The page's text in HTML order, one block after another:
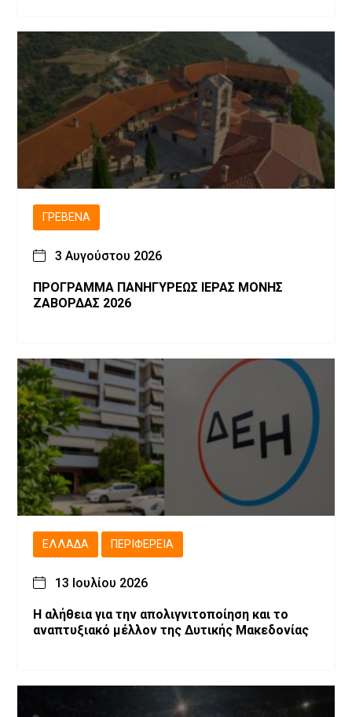
ΓΡΕΒΕΝΆ
3 Αυγούστου 2026
ΠΡΟΓΡΑΜΜΑ ΠΑΝΗΓΥΡΕΩΣ ΙΕΡΑΣ ΜΟΝΗΣ
ΖΑΒΟΡΔΑΣ 2026
ΕΛΛΆΔΑ ΠΕΡΙΦΈΡΕΙΑ
13 Ιουλίου 2026
Η αλήθεια για την απολιγνιτοποίηση και το
αναπτυξιακό μέλλον της Δυτικής Μακεδονίας